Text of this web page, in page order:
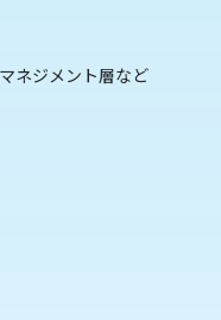
ネジメント層など